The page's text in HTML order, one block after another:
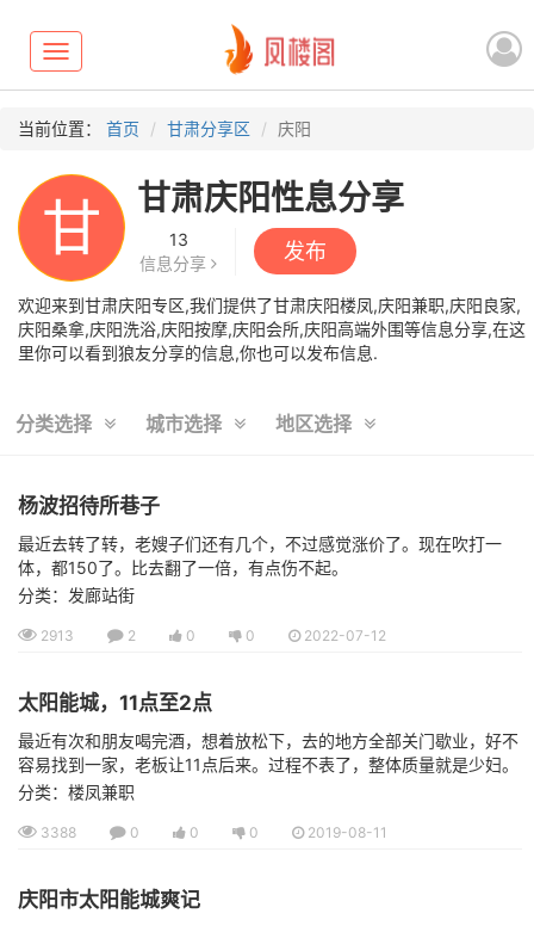
Toggle
navigation
当前位置： 首页 甘肃分享区 庆阳
甘 甘肃庆阳性息分享
13
信息分享
发布
欢迎来到甘肃庆阳专区,我们提供了甘肃庆阳楼凤,庆阳兼职,庆阳良家,
庆阳桑拿,庆阳洗浴,庆阳按摩,庆阳会所,庆阳高端外围等信息分享,在这
里你可以看到狼友分享的信息,你也可以发布信息.
分类选择 城市选择 地区选择
杨波招待所巷子
最近去转了转，老嫂子们还有几个，不过感觉涨价了。现在吹打一
体，都150了。比去翻了一倍，有点伤不起。
分类：发廊站街
2913 2 0 0 2022-07-12
太阳能城，11点至2点
最近有次和朋友喝完酒，想着放松下，去的地方全部关门歇业，好不
容易找到一家，老板让11点后来。过程不表了，整体质量就是少妇。
分类：楼凤兼职
3388 0 0 0 2019-08-11
庆阳市太阳能城爽记